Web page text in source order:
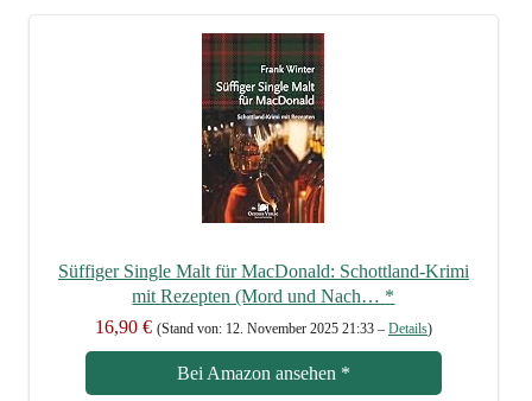
Süf­fi­ger Sin­gle Malt für Mac­Do­nald: Schott­land-Kri­mi
mit Rezep­ten (Mord und Nach… *
16,90 € (Stand von: 12. Novem­ber 2025 21:33 – Details)
Bei Ama­zon anse­hen *